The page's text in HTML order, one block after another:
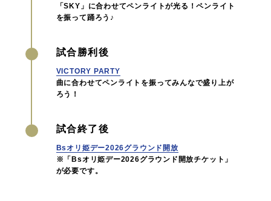
「SKY」に合わせてペンライトが光る！ペンライト
を振って踊ろう♪
試合勝利後
VICTORY PARTY
曲に合わせてペンライトを振ってみんなで盛り上が
ろう！
試合終了後
Bsオリ姫デー2026グラウンド開放
※「Bsオリ姫デー2026グラウンド開放チケット」
が必要です。